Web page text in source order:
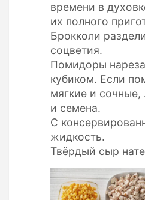
времени в
их полного
Брокколи
соцветия.
Помидоры
кубиком. Если
мягкие и сочные,
и семена.
С
жидкость.
Твёрдый сыр